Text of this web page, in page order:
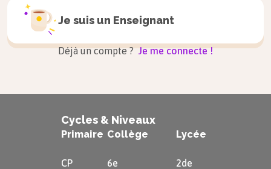
Je suis un Enseignant
Déjà un compte ? Je me connecte !
Cycles & Niveaux
Primaire
CP
Collège
6e
Lycée
2de